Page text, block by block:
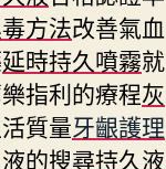
方法改善氣血
延時持久噴霧就
指利的療程灰
質量牙齦護理
的搜尋持久液